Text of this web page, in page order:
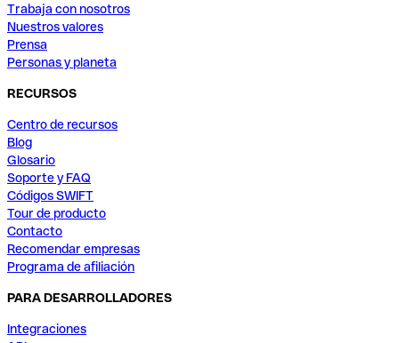
Trabaja con nosotros
Nuestros valores
Prensa
Personas y planeta
RECURSOS
Centro de recursos
Blog
Glosario
Soporte y FAQ
Códigos SWIFT
Tour de producto
Contacto
Recomendar empresas
Programa de afiliación
PARA DESARROLLADORES
Integraciones